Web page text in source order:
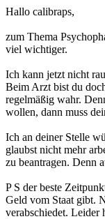
Hallo calibraps,
zum Thema
viel wichtiger.
Ich kann jetzt nicht
Beim Arzt bist du
regelmäßig wahr.
wollen, dann muss
Ich an deiner Stelle
glaubst nicht mehr
zu beantragen. Denn
P S der beste
Geld vom Staat gibt.
verabschiedet. Leider